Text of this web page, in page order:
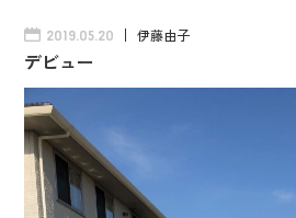
2019.05.20 伊藤由子
デビュー